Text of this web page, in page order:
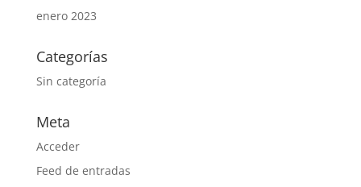
enero 2023
Categorías
Sin categoría
Meta
Acceder
Feed de entradas